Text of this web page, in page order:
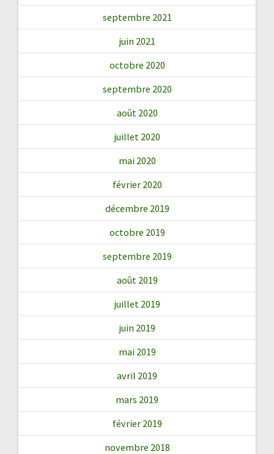
septembre 2021
juin 2021
octobre 2020
septembre 2020
août 2020
juillet 2020
mai 2020
février 2020
décembre 2019
octobre 2019
septembre 2019
août 2019
juillet 2019
juin 2019
mai 2019
avril 2019
mars 2019
février 2019
novembre 2018